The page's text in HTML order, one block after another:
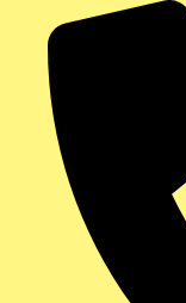
contenu